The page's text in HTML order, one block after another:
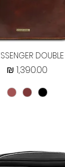
תצוגה מהירה
DOUBLE
מחיר